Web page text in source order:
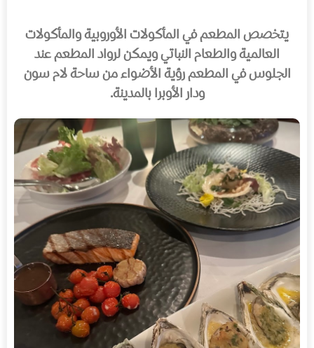
يتخصص المطعم في المأكولات الأوروبية والمأكولات
العالمية والطعام النباتي ويمكن لرواد المطعم عند
الجلوس في المطعم رؤية الأضواء من ساحة لام سون
ودار الأوبرا بالمدينة.